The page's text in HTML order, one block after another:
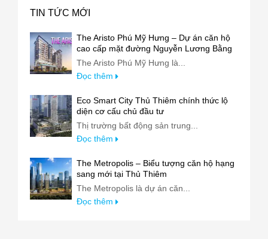
TIN TỨC MỚI
The Aristo Phú Mỹ Hưng – Dự án căn hộ
cao cấp mặt đường Nguyễn Lương Bằng
The Aristo Phú Mỹ Hưng là...
Đọc thêm
Eco Smart City Thủ Thiêm chính thức lộ
diện cơ cấu chủ đầu tư
Thị trường bất động sản trung...
Đọc thêm
The Metropolis – Biểu tượng căn hộ hạng
sang mới tại Thủ Thiêm
The Metropolis là dự án căn...
Đọc thêm